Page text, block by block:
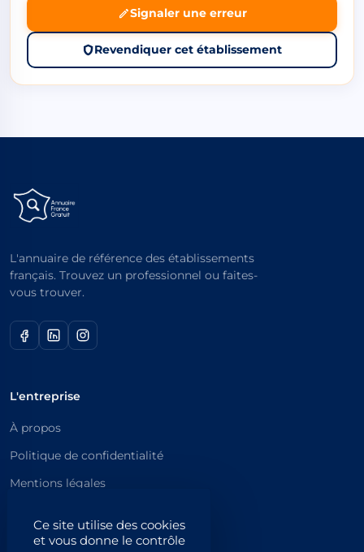
Ce site utilise des cookies
et vous donne le contrôle
Signaler une erreur
Revendiquer cet établissement
L'annuaire de référence des établissements
français. Trouvez un professionnel ou faites-
vous trouver.
L'entreprise
À propos
Politique de confidentialité
Mentions légales
Catégories principales